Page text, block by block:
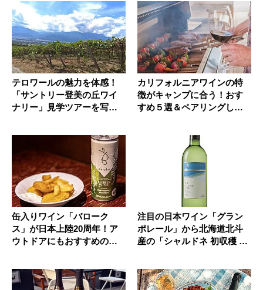
テロワールの魅力を体感！
「サントリー登美の丘ワイ
ナリー」見学ツアーを写真
カリフォルニアワインの特
徴がキャンプに合う！おす
すめ５選＆ペアリングした
缶入りワイン「バローク
ス」が日本上陸20周年！ア
ウトドアにもおすすめのペ
注目の日本ワイン「グラン
ポレール」から北海道北斗
産の「シャルドネ 初収穫 20